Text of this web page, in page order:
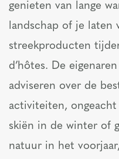
genieten van lange
landschap of je laten
streekproducten
d’hôtes. De
adviseren over de
activiteiten,
skiën in de winter of
natuur in het